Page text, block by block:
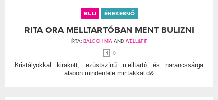
BULI ÉNEKESNŐ
RITA ORA MELLTARTÓBAN MENT BULIZNI
ÍRTA: BALOGH MIAAND WELL&FIT
0
Kristályokkal kirakott, ezüstszínű melltartó és narancssárga
alapon mindenféle mintákkal d&